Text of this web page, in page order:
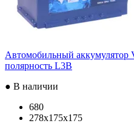
Автомобильный аккумулятор
полярность L3B
● В наличии
680
278x175x175